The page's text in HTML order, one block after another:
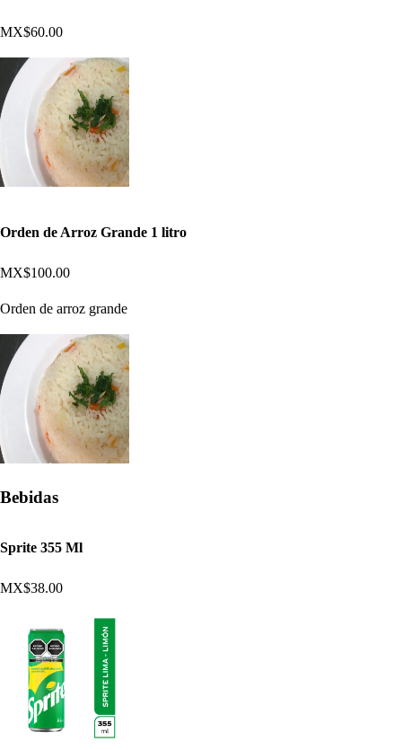
MX$60.00
Orden de Arroz Grande 1 litro
MX$100.00
Orden de arroz grande
Bebidas
Sprite 355 Ml
MX$38.00